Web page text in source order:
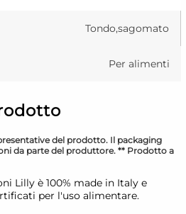
Tondo,sagomato
Per alimenti
del prodotto. Il packaging
da parte del produttore. ** Prodotto a
Lilly è 100% made in Italy e
per l'uso alimentare.